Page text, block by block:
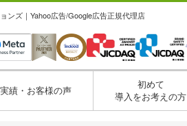
ンズ｜Yahoo広告/Google広告正規代理店
実績・お客様の声
初めて
導入をお考えの方